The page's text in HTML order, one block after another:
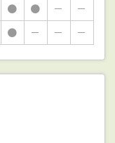
● ● －
－
● － － －